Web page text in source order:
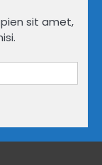
sit amet,